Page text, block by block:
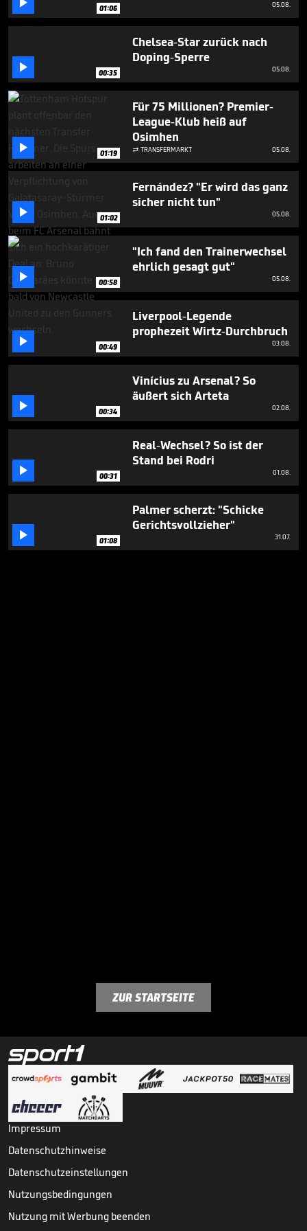
seconds
01:06 05.08.
 00:35
Chelsea-Star zurück nach
Doping-Sperre
05.08.
 01:19
Für 75 Millionen? Premier-
League-Klub heiß auf
Osimhen
 TRANSFERMARKT 05.08.
 01:02
Fernández? "Er wird das ganz
sicher nicht tun"
05.08.
 00:58
"Ich fand den Trainerwechsel
ehrlich gesagt gut"
05.08.
 00:49
Liverpool-Legende
prophezeit Wirtz-Durchbruch
03.08.
 00:34
Vinícius zu Arsenal? So
äußert sich Arteta
02.08.
 00:31
Real-Wechsel? So ist der
Stand bei Rodri
01.08.
 01:08
Palmer scherzt: "Schicke
Gerichtsvollzieher"
31.07.
ZUR STARTSEITE
Impressum
Datenschutzhinweise
Datenschutzeinstellungen
Nutzungsbedingungen
Nutzung mit Werbung beenden